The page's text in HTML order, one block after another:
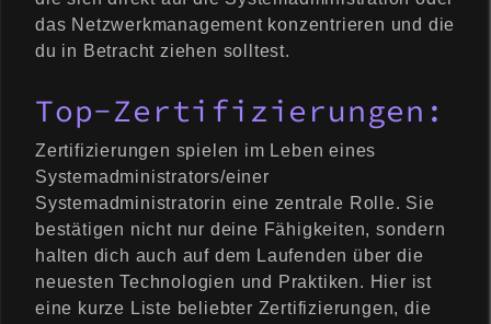
das Netzwerkmanagement konzentrieren und die
du in Betracht ziehen solltest.
Top-Zertifizierungen:
Zertifizierungen spielen im Leben eines
Systemadministrators/einer
Systemadministratorin eine zentrale Rolle. Sie
bestätigen nicht nur deine Fähigkeiten, sondern
halten dich auch auf dem Laufenden über die
neuesten Technologien und Praktiken. Hier ist
eine kurze Liste beliebter Zertifizierungen, die